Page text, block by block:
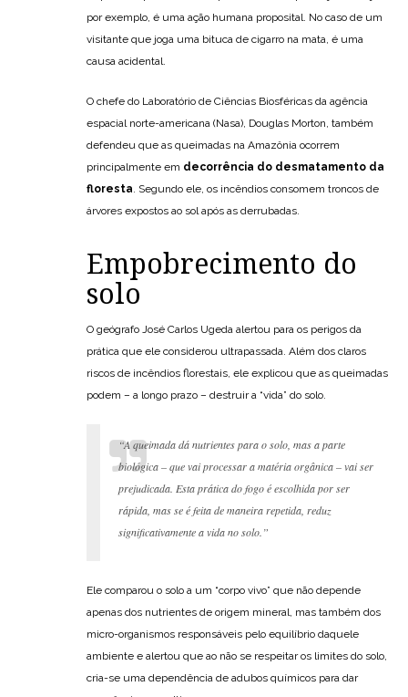
por exemplo, é uma ação humana proposital. No caso de um
visitante que joga uma bituca de cigarro na mata, é uma
causa acidental.
O chefe do Laboratório de Ciências Biosféricas da agência
espacial norte-americana (Nasa), Douglas Morton, também
defendeu que as queimadas na Amazônia ocorrem
principalmente em decorrência do desmatamento da
floresta . Segundo ele, os incêndios consomem troncos de
árvores expostos ao sol após as derrubadas.
Empobrecimento do
solo
O geógrafo José Carlos Ugeda alertou para os perigos da
prática que ele considerou ultrapassada. Além dos claros
riscos de incêndios florestais, ele explicou que as queimadas
podem – a longo prazo – destruir a “vida” do solo.
“A queimada dá nutrientes para o solo, mas a parte
biológica – que vai processar a matéria orgânica – vai ser
prejudicada. Esta prática do fogo é escolhida por ser
rápida, mas se é feita de maneira repetida, reduz
significativamente a vida no solo.”
Ele comparou o solo a um “corpo vivo” que não depende
apenas dos nutrientes de origem mineral, mas também dos
micro-organismos responsáveis pelo equilíbrio daquele
ambiente e alertou que ao não se respeitar os limites do solo,
cria-se uma dependência de adubos químicos para dar